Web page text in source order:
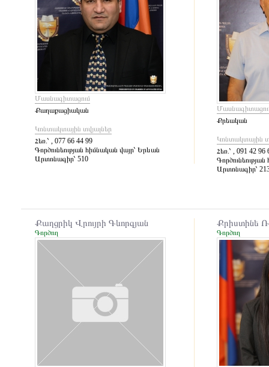
Մասնագիտացում
Քաղաքացիական
Կոնտակտային տվյալներ
Հեռ.՝ , 077 66 44 99
Գործունեության հիմնական վայր՝ Երևան
Արտոնագիր՝ 510
Քրեական
Կոնտակտային
Հեռ.՝ , 091 42 96
Արտոնագիր՝
Քաղցրիկ Վրույրի Գևորգյան
Գործող
Քրիստինե
Գործող